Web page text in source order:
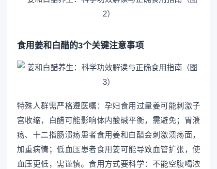
食用姜和白醋的3个关键注意事项
特殊人群需严格遵医嘱：孕妇食用过量姜可能刺激子
宫收缩，白醋可能影响体内酸碱平衡，需避免；胃溃
疡、十二指肠溃疡患者食用姜和白醋会刺激溃疡面，
加重病情；低血压患者食用姜可能导致血管扩张，使
血压更低，需谨慎。食用方式要科学：不能空腹喝浓